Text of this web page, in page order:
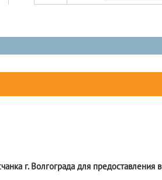
г. Волгограда для предоставления в